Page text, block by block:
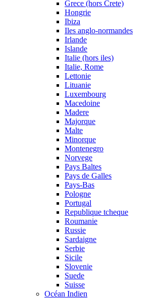
Grece (hors Crete)
Hongrie
Ibiza
Iles anglo-normandes
Irlande
Islande
Italie (hors iles)
Italie, Rome
Lettonie
Lituanie
Luxembourg
Macedoine
Madere
Majorque
Malte
Minorque
Montenegro
Norvege
Pays Baltes
Pays de Galles
Pays-Bas
Pologne
Portugal
Republique tcheque
Roumanie
Russie
Sardaigne
Serbie
Sicile
Slovenie
Suede
Suisse
Océan Indien